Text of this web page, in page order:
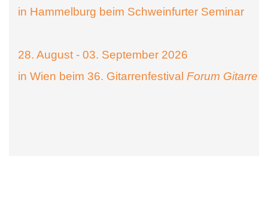
in Hammelburg beim Schweinfurter Seminar
28. August - 03. September 2026
in Wien beim 36. Gitarrenfestival Forum Gitarre